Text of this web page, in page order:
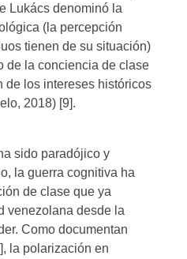
Lukács denominó la
(la percepción
tienen de su situación)
de la conciencia de clase
de los intereses históricos
2018) [9].
sido paradójico y
la guerra cognitiva ha
de clase que ya
venezolana desde la
Como documentan
la polarización en